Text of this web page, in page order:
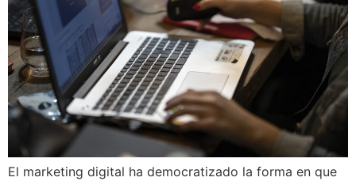
El marketing digital ha democratizado la forma en que